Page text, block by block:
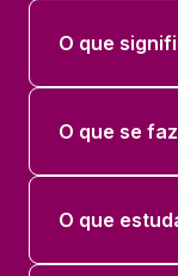
O que
O que se
O que